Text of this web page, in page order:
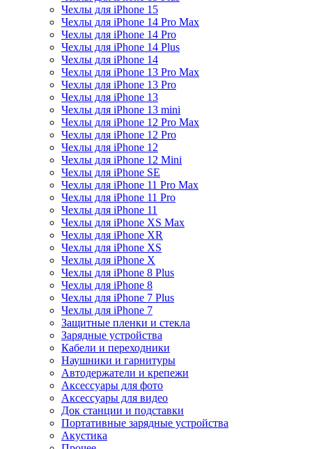
Чехлы для iPhone 15
Чехлы для iPhone 14 Pro Max
Чехлы для iPhone 14 Pro
Чехлы для iPhone 14 Plus
Чехлы для iPhone 14
Чехлы для iPhone 13 Pro Max
Чехлы для iPhone 13 Pro
Чехлы для iPhone 13
Чехлы для iPhone 13 mini
Чехлы для iPhone 12 Pro Max
Чехлы для iPhone 12 Pro
Чехлы для iPhone 12
Чехлы для iPhone 12 Mini
Чехлы для iPhone SE
Чехлы для iPhone 11 Pro Max
Чехлы для iPhone 11 Pro
Чехлы для iPhone 11
Чехлы для iPhone XS Max
Чехлы для iPhone XR
Чехлы для iPhone XS
Чехлы для iPhone X
Чехлы для iPhone 8 Plus
Чехлы для iPhone 8
Чехлы для iPhone 7 Plus
Чехлы для iPhone 7
Защитные пленки и стекла
Зарядные устройства
Кабели и переходники
Наушники и гарнитуры
Автодержатели и крепежи
Аксессуары для фото
Аксессуары для видео
Док станции и подставки
Портативные зарядные устройства
Акустика